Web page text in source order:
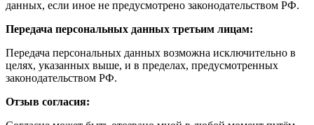
данных, если иное не предусмотрено законодательством РФ.
Передача персональных данных третьим лицам:
Передача персональных данных возможна исключительно в
целях, указанных выше, и в пределах, предусмотренных
законодательством РФ.
Отзыв согласия: